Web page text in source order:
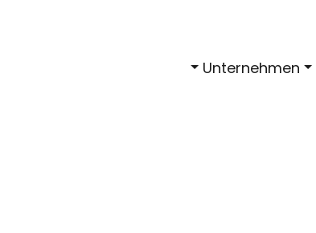
Unternehmen